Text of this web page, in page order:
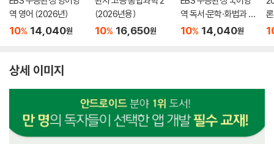
역 영어 (2026년)
10% 14,040원
(2026년용)
10% 16,650원
역 독서·문학·화법과 작
문 (2026년)
10% 14,040원
(
상세 이미지